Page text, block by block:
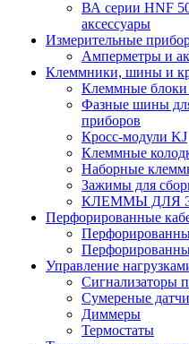
ВА серии HNF
аксессуары
Измерительные
Амперметры и
Клеммники, шины и
Клеммные
Фазные шины
приборов
Кросс-модули KJ
Клеммные
Наборные
Зажимы для
КЛЕММЫ ДЛЯ
Перфорированные
Управление
Сигнализаторы
Сумереные
Диммеры
Термостаты